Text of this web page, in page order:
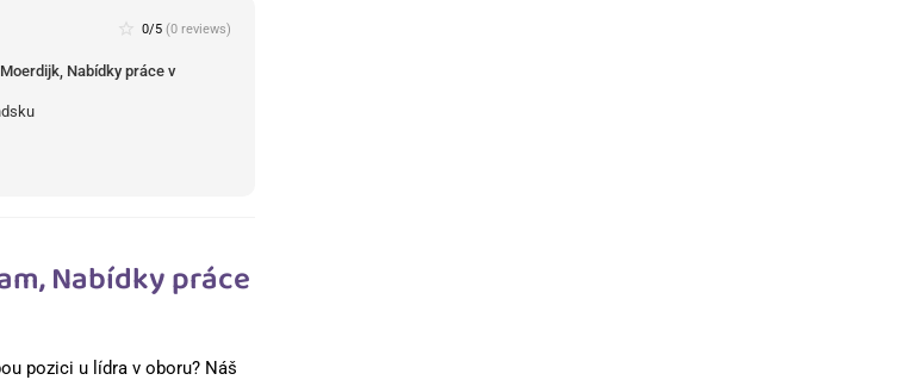
star_border 0/5 (0 reviews)
Nabídky práce v
Nabídky práce
pozici u lídra v oboru? Náš